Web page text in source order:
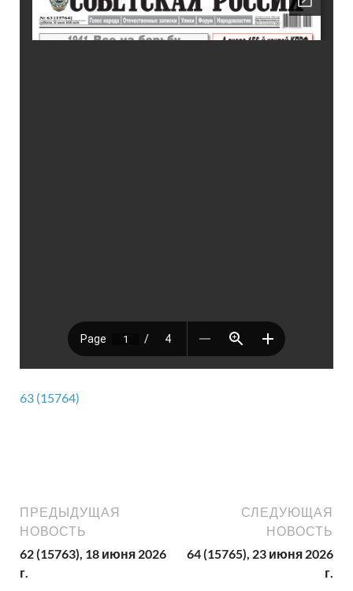
63 (15764)
ПРЕДЫДУЩАЯ
НОВОСТЬ
62 (15763), 18 июня 2026
г.
СЛЕДУЮЩАЯ
НОВОСТЬ
64 (15765), 23 июня 2026
г.